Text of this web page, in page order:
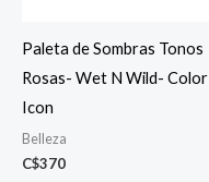
Paleta de Sombras Tonos
Rosas- Wet N Wild- Color
Icon
Belleza
C$370